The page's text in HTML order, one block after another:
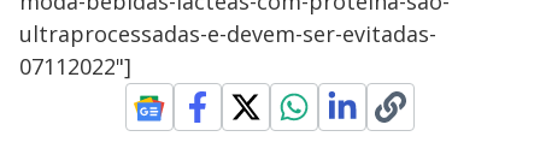
ultraprocessadas-e-devem-ser-evitadas-
07112022"]